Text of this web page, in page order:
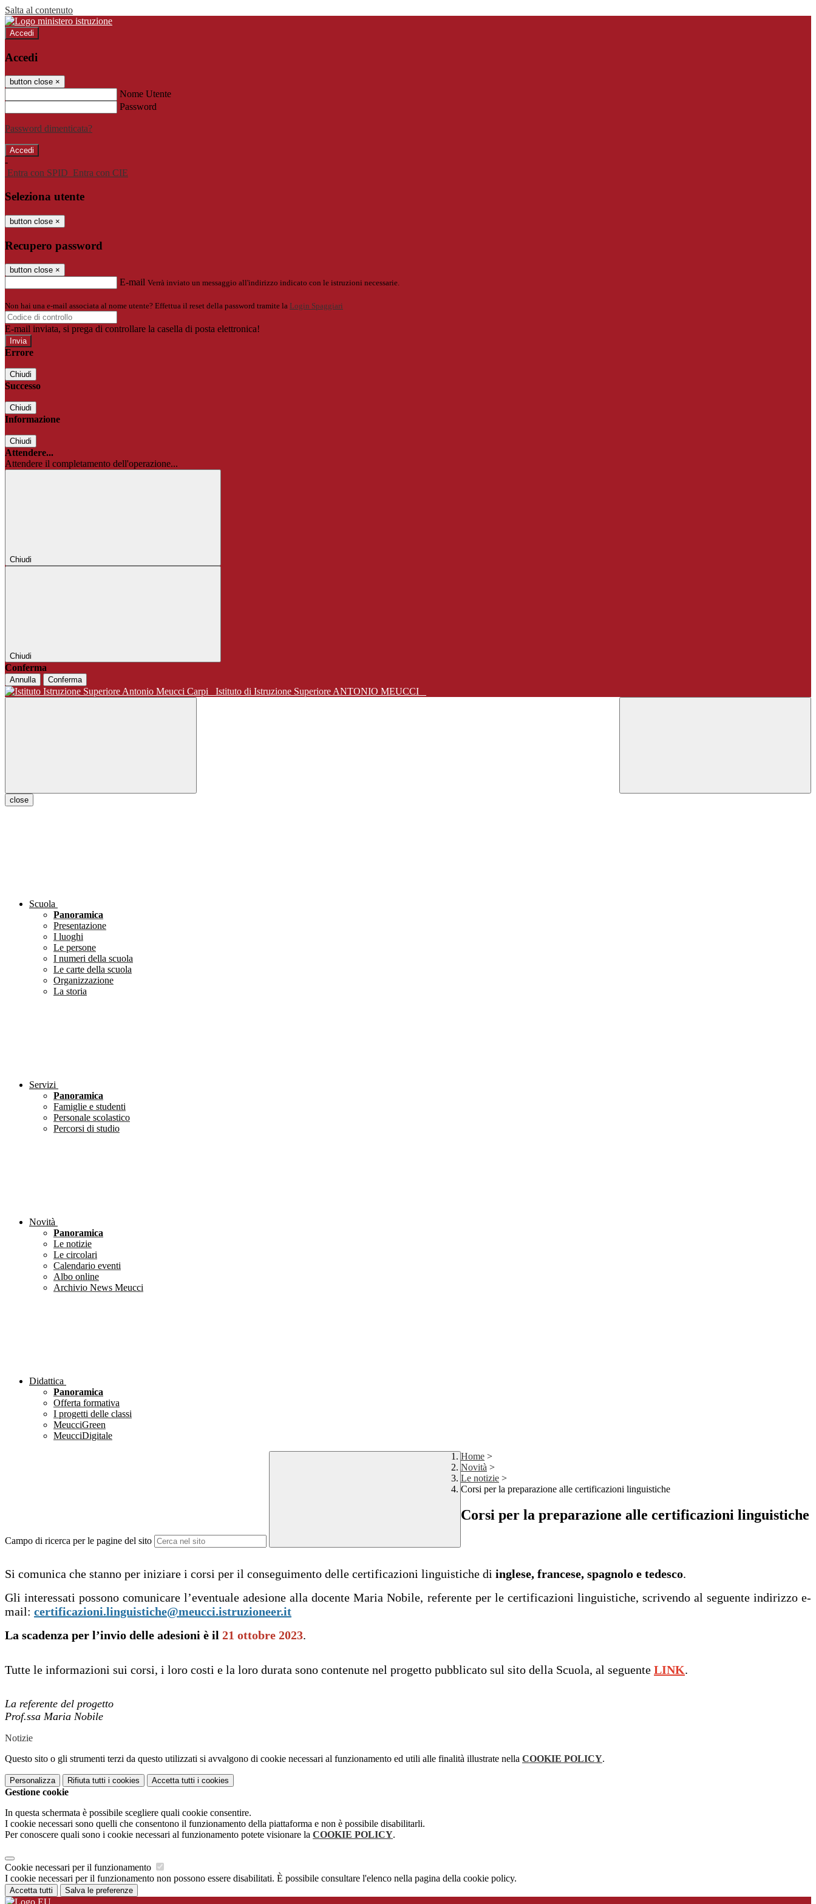
Salta al contenuto
Accedi
Accedi
button close ×
Nome Utente
Password
Password dimenticata?
-
Entra con SPID Entra con CIE
Seleziona utente
button close ×
Recupero password
button close ×
E-mail Verrà inviato un messaggio all'indirizzo indicato con le istruzioni necessarie.
Non hai una e-mail associata al nome utente? Effettua il reset della password tramite la Login Spaggiari
E-mail inviata, si prega di controllare la casella di posta elettronica!
Errore
Chiudi
Successo
Chiudi
Informazione
Chiudi
Attendere...
Attendere il completamento dell'operazione...
Chiudi
Chiudi
Conferma
Annulla Conferma
Istituto di Istruzione Superiore ANTONIO MEUCCI
close
Scuola
Panoramica
Presentazione
I luoghi
Le persone
I numeri della scuola
Le carte della scuola
Organizzazione
La storia
Servizi
Panoramica
Famiglie e studenti
Personale scolastico
Percorsi di studio
Novità
Panoramica
Le notizie
Le circolari
Calendario eventi
Albo online
Archivio News Meucci
Didattica
Panoramica
Offerta formativa
I progetti delle classi
MeucciGreen
MeucciDigitale
Campo di ricerca per le pagine del sito
Home >
Novità >
Le notizie >
Corsi per la preparazione alle certificazioni linguistiche
Corsi per la preparazione alle certificazioni linguistiche
Si comunica che stanno per iniziare i corsi per il conseguimento delle certificazioni linguistiche di inglese, francese, spagnolo e tedesco.
Gli interessati possono comunicare l’eventuale adesione alla docente Maria Nobile, referente per le certificazioni linguistiche, scrivendo al seguente indirizzo e-
mail: certificazioni.linguistiche@meucci.istruzioneer.it
La scadenza per l’invio delle adesioni è il 21 ottobre 2023.
Tutte le informazioni sui corsi, i loro costi e la loro durata sono contenute nel progetto pubblicato sul sito della Scuola, al seguente LINK.
La referente del progetto
Prof.ssa Maria Nobile
Notizie
Questo sito o gli strumenti terzi da questo utilizzati si avvalgono di cookie necessari al funzionamento ed utili alle finalità illustrate nella COOKIE POLICY.
Personalizza Rifiuta tutti i cookies Accetta tutti i cookies
Gestione cookie
In questa schermata è possibile scegliere quali cookie consentire.
I cookie necessari sono quelli che consentono il funzionamento della piattaforma e non è possibile disabilitarli.
Per conoscere quali sono i cookie necessari al funzionamento potete visionare la COOKIE POLICY.
Cookie necessari per il funzionamento
I cookie necessari per il funzionamento non possono essere disabilitati. È possibile consultare l'elenco nella pagina della cookie policy.
Accetta tutti Salva le preferenze